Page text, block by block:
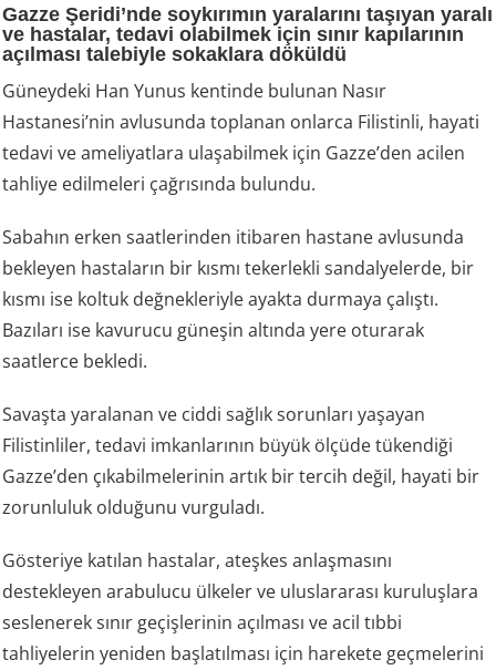
Gazze Şeridi’nde soykırımın yaralarını taşıyan yaralı
ve hastalar, tedavi olabilmek için sınır kapılarının
açılması talebiyle sokaklara döküldü
Güneydeki Han Yunus kentinde bulunan Nasır
Hastanesi’nin avlusunda toplanan onlarca Filistinli, hayati
tedavi ve ameliyatlara ulaşabilmek için Gazze’den acilen
tahliye edilmeleri çağrısında bulundu.
Sabahın erken saatlerinden itibaren hastane avlusunda
bekleyen hastaların bir kısmı tekerlekli sandalyelerde, bir
kısmı ise koltuk değnekleriyle ayakta durmaya çalıştı.
Bazıları ise kavurucu güneşin altında yere oturarak
saatlerce bekledi.
Savaşta yaralanan ve ciddi sağlık sorunları yaşayan
Filistinliler, tedavi imkanlarının büyük ölçüde tükendiği
Gazze’den çıkabilmelerinin artık bir tercih değil, hayati bir
zorunluluk olduğunu vurguladı.
Gösteriye katılan hastalar, ateşkes anlaşmasını
destekleyen arabulucu ülkeler ve uluslararası kuruluşlara
seslenerek sınır geçişlerinin açılması ve acil tıbbi
tahliyelerin yeniden başlatılması için harekete geçmelerini